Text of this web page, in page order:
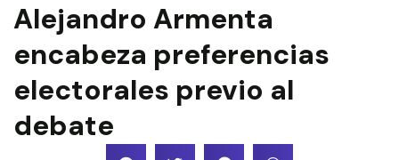
Alejandro Armenta
encabeza preferencias
electorales previo al
debate